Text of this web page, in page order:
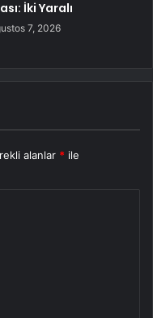
İki Yaralı
7, 2026
alanlar * ile